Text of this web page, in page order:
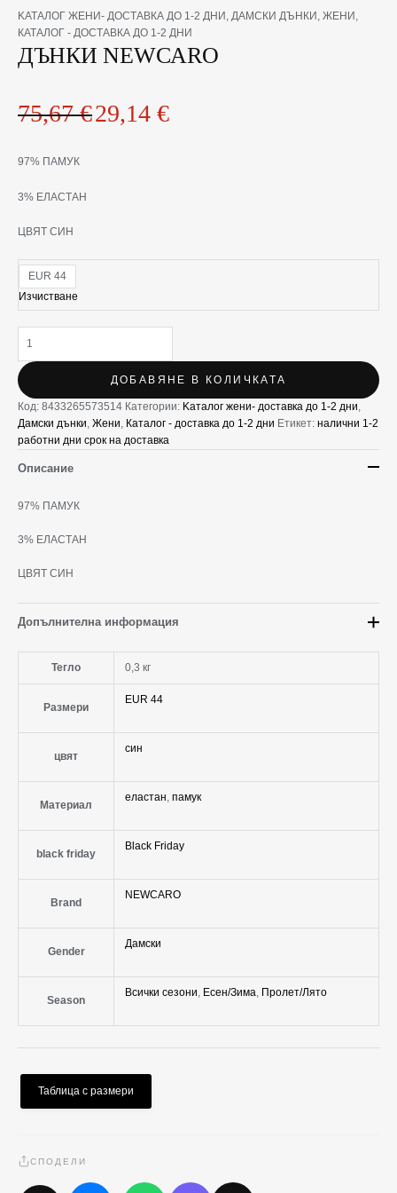
KАТАЛОГ ЖЕНИ- ДОСТАВКА ДО 1-2 ДНИ , ДАМСКИ ДЪНКИ , ЖЕНИ ,
КАТАЛОГ - ДОСТАВКА ДО 1-2 ДНИ
ДЪНКИ NEWCARO
75,67€
Original
price
was:
75,67 €.
29,14 €
Текущата
цена
е:
29,14 €.
97% ПАМУК
3% ЕЛАСТАН
ЦВЯТ СИН
EUR 44
Изчистване
количество
за
ДЪНКИ
NEWCARO
ДОБАВЯНЕ В КОЛИЧКАТА
Код: 8433265573514 Категории: Kаталог жени- доставка до 1-2 дни
Дамски дънки Жени Каталог - доставка до 1-2 дни Етикет: налични 1-2
работни дни срок на доставка
Описание
97% ПАМУК
3% ЕЛАСТАН
ЦВЯТ СИН
Допълнителна информация
Тегло 0,3 кг
Размери
EUR 44
цвят
син
Материал
еластан, памук
black friday
Black Friday
Brand
NEWCARO
Gender
Дамски
Season
Всички сезони, Есен/Зима, Пролет/Лято
Таблица с размери
СПОДЕЛИ